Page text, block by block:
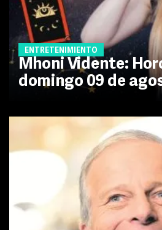
ENTRETENIMIENTO
Mhoni Vidente:
domingo 09 de